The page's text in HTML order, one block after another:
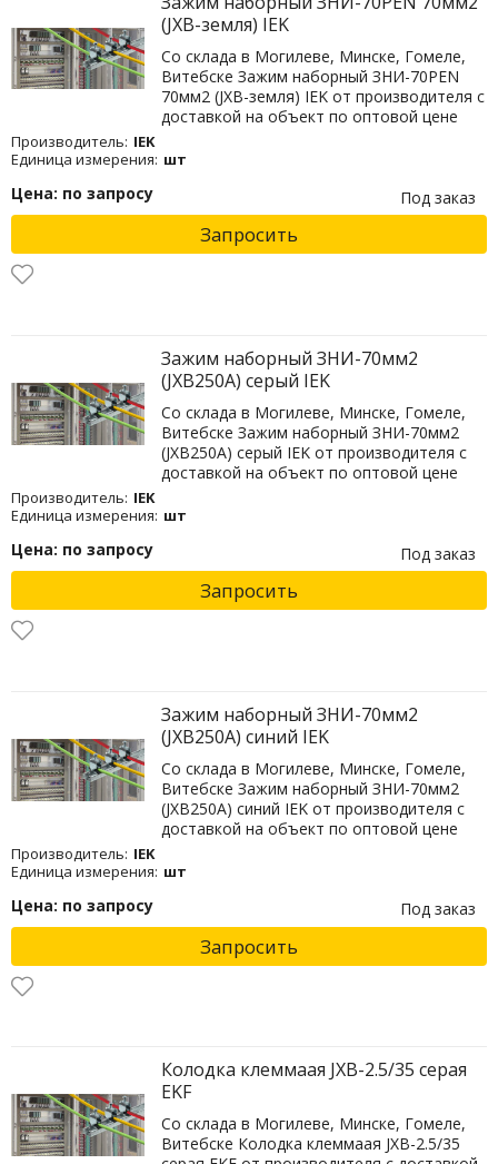
(JXB-земля) IEK
Со склада в Могилеве, Минске, Гомеле,
Витебске Зажим наборный ЗНИ-70PEN
70мм2 (JXB-земля) IEK от производителя с
доставкой на объект по оптовой цене
Производитель: IEK
Единица измерения: шт
Цена: по запросу Под заказ
Запросить
Зажим наборный ЗНИ-70мм2
(JXB250А) серый IEK
Со склада в Могилеве, Минске, Гомеле,
Витебске Зажим наборный ЗНИ-70мм2
(JXB250А) серый IEK от производителя с
доставкой на объект по оптовой цене
Производитель: IEK
Единица измерения: шт
Цена: по запросу Под заказ
Запросить
Зажим наборный ЗНИ-70мм2
(JXB250А) синий IEK
Со склада в Могилеве, Минске, Гомеле,
Витебске Зажим наборный ЗНИ-70мм2
(JXB250А) синий IEK от производителя с
доставкой на объект по оптовой цене
Производитель: IEK
Единица измерения: шт
Цена: по запросу Под заказ
Запросить
Колодка клеммаая JXB-2.5/35 серая
EKF
Со склада в Могилеве, Минске, Гомеле,
Витебске Колодка клеммаая JXB-2.5/35